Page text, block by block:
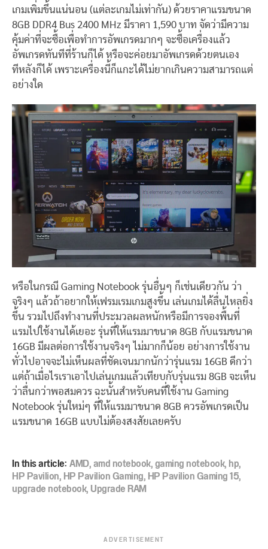
เกมเพิ่มขึ้นแน่นอน (แต่ละเกมไม่เท่ากัน) ด้วยราคาแรมขนาด
8GB DDR4 Bus 2400 MHz มีราคา 1,590 บาท จัดว่ามีความ
คุ้มค่าที่จะซื้อเพื่อทำการอัพเกรดมากๆ จะซื้อเครื่องแล้ว
อัพเกรดทันทีที่ร้านก็ได้ หรือจะค่อยมาอัพเกรดด้วยตนเอง
ทีหลังก็ได้ เพราะเครื่องนี้ก็แกะได้ไม่ยากเกินความสามารถแต่
อย่างใด
หรือในกรณี Gaming Notebook รุ่นอื่นๆ ก็เช่นเดียวกัน ว่า
จริงๆ แล้วถ้าอยากให้เฟรมเรมเกมสูงขึ้น เล่นเกมได้ลื่นไหลยิ่ง
ขึ้น รวมไปถึงทำงานที่ประมวลผลหนักหรือมีการจองพื้นที่
แรมไปใช้งานได้เยอะ รุ่นที่ให้แรมมาขนาด 8GB กับแรมขนาด
16GB มีผลต่อการใช้งานจริงๆ ไม่มากก็น้อย อย่างการใช้งาน
ทั่วไปอาจจะไม่เห็นผลที่ชัดเจนมากนักว่ารุ่นแรม 16GB ดีกว่า
แต่ถ้าเมื่อไรเราเอาไปเล่นเกมแล้วเทียบกับรุ่นแรม 8GB จะเห็น
ว่าลื่นกว่าพอสมควร ฉะนั้นสำหรับคนที่ใช้งาน Gaming
Notebook รุ่นใหม่ๆ ที่ให้แรมมาขนาด 8GB ควรอัพเกรดเป็น
แรมขนาด 16GB แบบไม่ต้องสงสัยเลยครับ
In this article:AMD,amd notebook,gaming notebook,hp,
HP Pavilion,HP Pavilion Gaming,HP Pavilion Gaming 15,
upgrade notebook,Upgrade RAM
ADVERTISEMENT